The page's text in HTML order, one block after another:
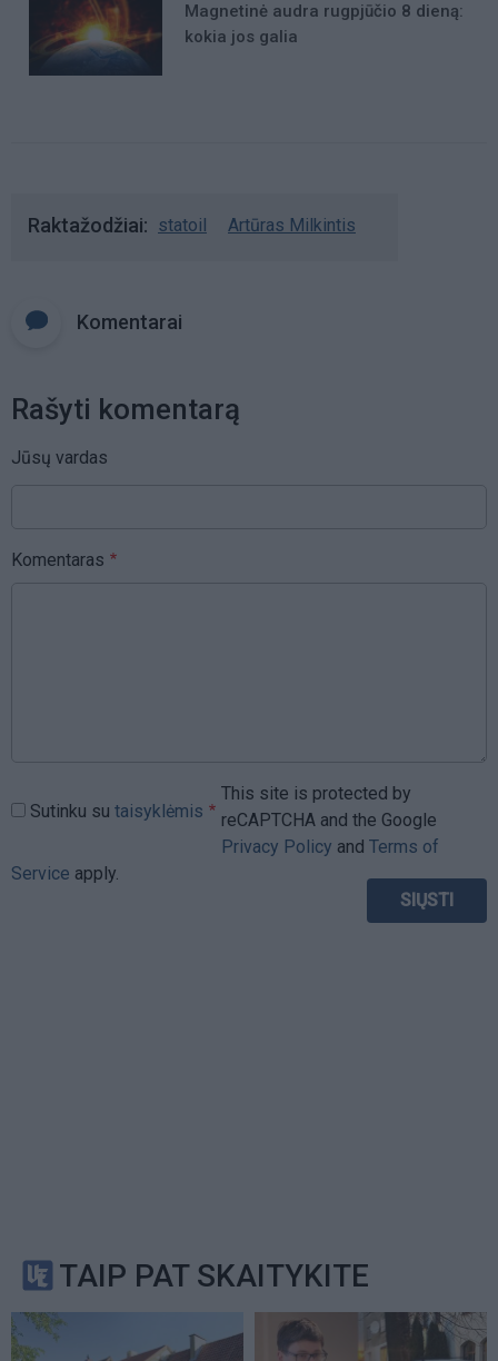
Magnetinė audra rugpjūčio 8 dieną:
kokia jos galia
Raktažodžiai statoil Artūras Milkintis
Komentarai
Rašyti komentarą
Jūsų vardas
Komentaras
Sutinku su taisyklėmis
This site is protected by
reCAPTCHA and the Google
Privacy Policy and Terms of
Service apply.
TAIP PAT SKAITYKITE